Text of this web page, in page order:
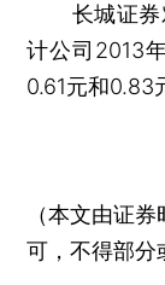
长城证券对
计公司2013
0.61元和0.83
（本文由证
可，不得部分